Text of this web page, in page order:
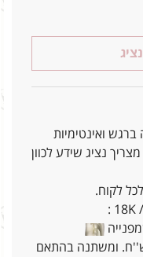
ואינטימיות
נציג שידע לכוון
לקוח.
טבעת נישואין מתחיל מ-390 ש''ח. ומשתנה בהתאם